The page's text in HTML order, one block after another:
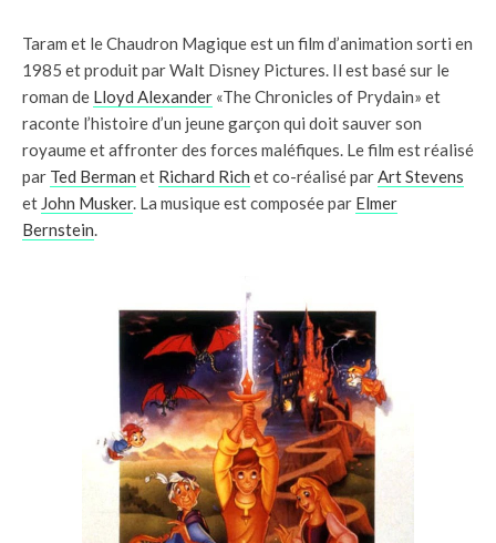
Taram et le Chaudron Magique est un film d’animation sorti en
1985 et produit par Walt Disney Pictures. Il est basé sur le
roman de Lloyd Alexander «The Chronicles of Prydain» et
raconte l’histoire d’un jeune garçon qui doit sauver son
royaume et affronter des forces maléfiques. Le film est réalisé
par Ted Berman et Richard Rich et co-réalisé parArt Stevens
et John Musker. La musique est composée par Elmer
Bernstein.